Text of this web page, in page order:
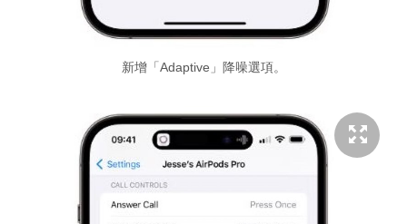
新增「Adaptive」降噪選項。